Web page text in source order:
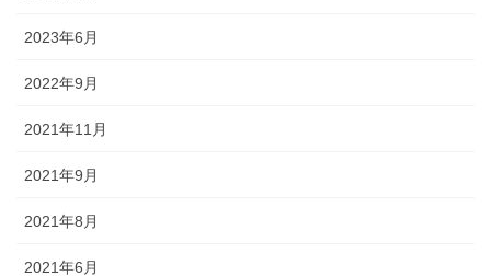
2023年6月
2022年9月
2021年11月
2021年9月
2021年8月
2021年6月